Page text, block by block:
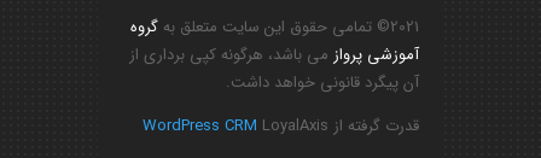
2021© تمامی حقوق این سایت متعلق به
گروه
آموزشی پرواز می باشد، هرگونه کپی برداری از
آن پیگرد قانونی خواهد داشت.
قدرت گرفته از
WordPress CRM LoyalAxis